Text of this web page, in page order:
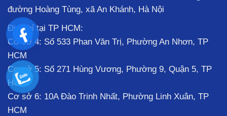
đường Hoàng Tùng, xã An Khánh, Hà Nội
Địa chỉ tại TP HCM:
Cơ sở 4: Số 533 Phan Văn Trị, Phường An Nhơn, TP
HCM
Cơ sở 5: Số 271 Hùng Vương, Phường 9, Quận 5, TP
HCM
Cơ sở 6: 10A Đào Trinh Nhất, Phường Linh Xuân, TP
HCM